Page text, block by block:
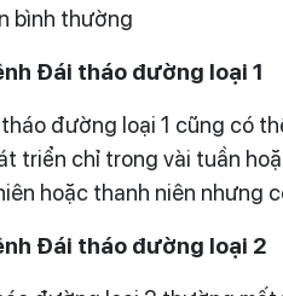
bình thường
Đái tháo đường loại 1
đường loại 1 cũng có
triển chỉ trong vài tuần
hoặc thanh niên nhưng
Đái tháo đường loại 2